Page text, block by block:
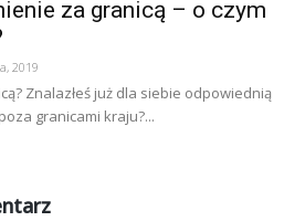
za granicą – o czym
2019
Znalazłeś już dla siebie odpowiednią
granicami kraju?...